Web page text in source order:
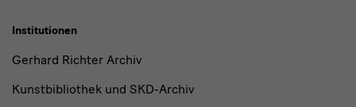
Institutionen
Gerhard Richter Archiv
Kunstbibliothek und SKD-Archiv